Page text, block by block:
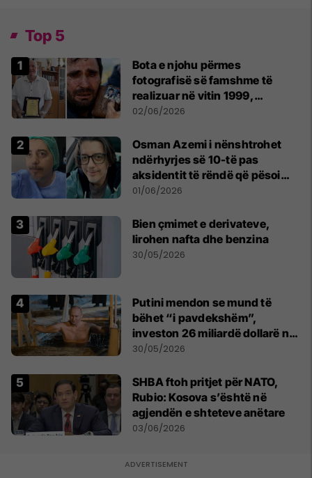
Top 5
Bota e njohu përmes
fotografisë së famshme të
realizuar në vitin 1999,
pensionohet Xajë Mustafa
02/06/2026
Osman Azemi i nënshtrohet
ndërhyrjes së 10-të pas
aksidentit të rëndë që pësoi
vitin e kaluar
01/06/2026
Bien çmimet e derivateve,
lirohen nafta dhe benzina
30/05/2026
Putini mendon se mund të
bëhet “i pavdekshëm”,
investon 26 miliardë dollarë në
'luftën kundër plakjes'
30/05/2026
SHBA ftoh pritjet për NATO,
Rubio: Kosova s’është në
agjendën e shteteve anëtare
03/06/2026